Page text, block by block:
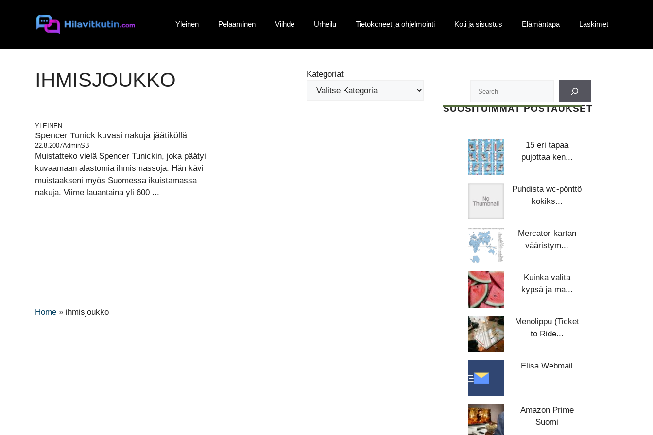
Yleinen Pelaaminen Viihde Urheilu Tietokoneet ja ohjelmointi Koti ja sisustus Elämäntapa Laskimet
IHMISJOUKKO Kategoriat
YLEINEN
Spencer Tunick kuvasi nakuja jäätiköllä
22.8.2007AdminSB
Muistatteko vielä Spencer Tunickin, joka päätyi
kuvaamaan alastomia ihmismassoja. Hän kävi
muistaakseni myös Suomessa ikuistamassa
nakuja. Viime lauantaina yli 600 ...
Home » ihmisjoukko
SUOSITUIMMAT POSTAUKSET
15 eri tapaa
pujottaa ken...
Puhdista wc-pönttö
kokiks...
Mercator-kartan
vääristym...
Kuinka valita
kypsä ja ma...
Menolippu (Ticket
to Ride...
Elisa Webmail
Amazon Prime
Suomi